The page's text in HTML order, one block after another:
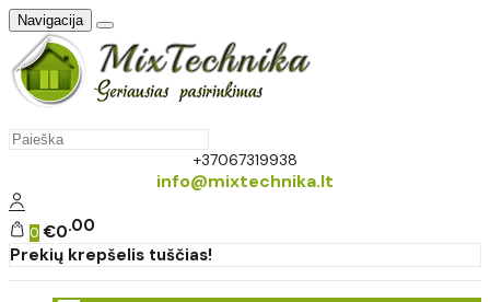
Navigacija
+37067319938
info@mixtechnika.lt
0 €0 00
Prekių krepšelis tuščias!